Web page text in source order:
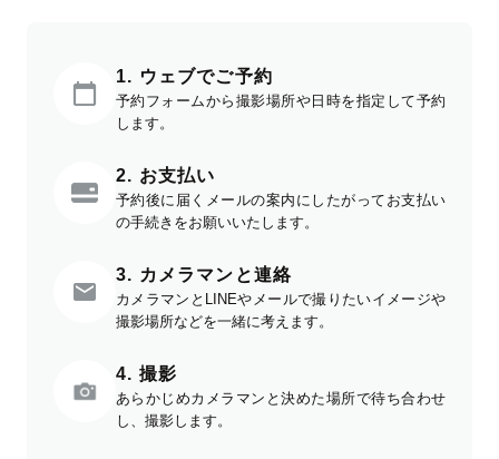
1. ウェブでご予約
予約フォームから撮影場所や日時を指定して予約
します。
2. お支払い
予約後に届くメールの案内にしたがってお支払い
の手続きをお願いいたします。
3. カメラマンと連絡
カメラマンとLINEやメールで撮りたいイメージや
撮影場所などを一緒に考えます。
4. 撮影
あらかじめカメラマンと決めた場所で待ち合わせ
し、撮影します。